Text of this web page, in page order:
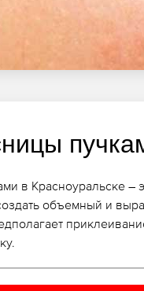
в Красноуральске –
объемный и